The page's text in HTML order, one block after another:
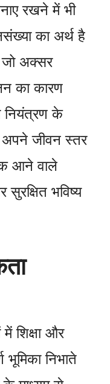
रखने में भी
का अर्थ है
अक्सर
का कारण
नियंत्रण के
जीवन स्तर
आने वाले
भविष्य
शिक्षा और
भूमिका निभाते